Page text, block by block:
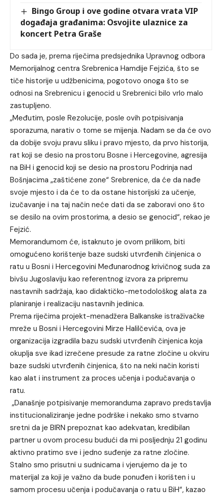
Bingo Group i ove godine otvara vrata VIP
događaja građanima: Osvojite ulaznice za
koncert Petra Graše
Do sada je, prema riječima predsjednika Upravnog odbora
Memorijalnog centra Srebrenica Hamdije Fejzića, što se
tiče historije u udžbenicima, pogotovo onoga što se
odnosi na Srebrenicu i genocid u Srebrenici bilo vrlo malo
zastupljeno.
„Međutim, posle Rezolucije, posle ovih potpisivanja
sporazuma, narativ o tome se mijenja. Nadam se da će ovo
da dobije svoju pravu sliku i pravo mjesto, da prvo historija,
rat koji se desio na prostoru Bosne i Hercegovine, agresija
na BiH i genocid koji se desio na prostoru Podrinja nad
Bošnjacima „zaštićene zone“ Srebrenice, da će da nađe
svoje mjesto i da će to da ostane historijski za učenje,
izučavanje i na taj način neće dati da se zaboravi ono što
se desilo na ovim prostorima, a desio se genocid“, rekao je
Fejzić.
Memorandumom će, istaknuto je ovom prilikom, biti
omogućeno korištenje baze sudski utvrđenih činjenica o
ratu u Bosni i Hercegovini Međunarodnog krivičnog suda za
bivšu Jugoslaviju kao referentnog izvora za pripremu
nastavnih sadržaja, kao didaktičko-metodološkog alata za
planiranje i realizaciju nastavnih jedinica.
Prema riječima projekt-menadžera Balkanske istraživačke
mreže u Bosni i Hercegovini Mirze Halilčevića, ova je
organizacija izgradila bazu sudski utvrđenih činjenica koja
okuplja sve ikad izrečene presude za ratne zločine u okviru
baze sudski utvrđenih činjenica, što na neki način koristi
kao alat i instrument za proces učenja i podučavanja o
ratu.
„Današnje potpisivanje memoranduma zapravo predstavlja
institucionaliziranje jedne podrške i nekako smo stvarno
sretni da je BIRN prepoznat kao adekvatan, kredibilan
partner u ovom procesu budući da mi posljednju 21 godinu
aktivno pratimo sve i jedno suđenje za ratne zločine.
Stalno smo prisutni u sudnicama i vjerujemo da je to
materijal za koji je važno da bude ponuđen i korišten i u
samom procesu učenja i podučavanja o ratu u BiH“, kazao